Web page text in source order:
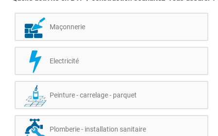
Maçonnerie
Electricité
Peinture - carrelage - parquet
Plomberie - installation sanitaire